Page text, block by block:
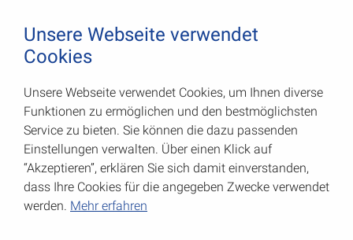
Bodenschieber
Art.-Nr.: 000088001Z
Unsere Webseite verwendet
Cookies
Unsere Webseite verwendet Cookies, um Ihnen diverse
Funktionen zu ermöglichen und den bestmöglichsten
Service zu bieten. Sie können die dazu passenden
Einstellungen verwalten. Über einen Klick auf
“Akzeptieren”, erklären Sie sich damit einverstanden,
dass Ihre Cookies für die angegeben Zwecke verwendet
werden. Mehr erfahren